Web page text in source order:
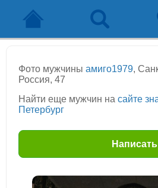
Фото мужчины амиго1979,
Россия, 47
Найти еще мужчин на сайте
Петербург
Написать